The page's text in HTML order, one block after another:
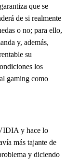
que se
de si realmente
o no; para ello,
y, además,
su
los
gaming como
y hace lo
más tajante de
y diciendo